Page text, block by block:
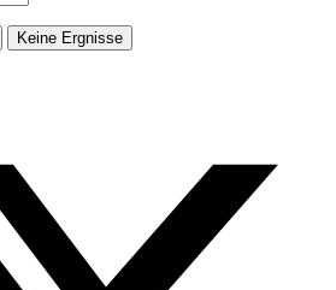
Keine Ergnisse